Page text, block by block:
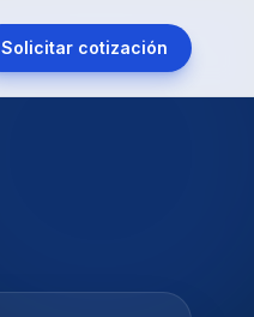
Solicitar cotización